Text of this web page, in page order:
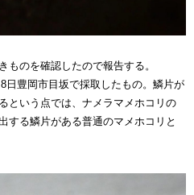
ものを確認したので報告する。
日豊岡市目坂で採取したもの。鱗片が
という点では、ナメラマメホコリの
する鱗片がある普通のマメホコリと